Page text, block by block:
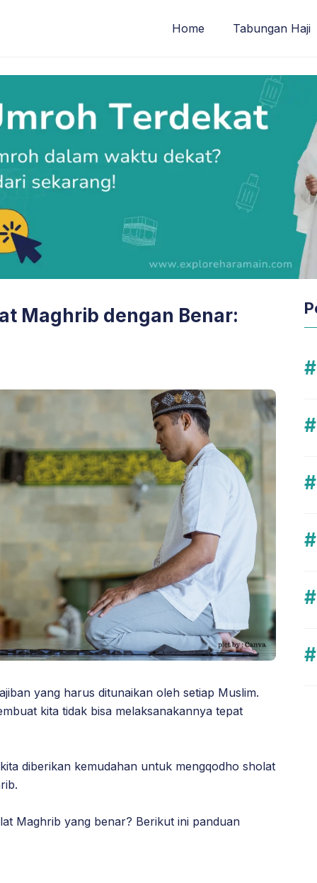
Home Tabungan Haji
Maghrib dengan Benar:
yang harus ditunaikan oleh setiap Muslim.
kita tidak bisa melaksanakannya tepat
diberikan kemudahan untuk mengqodho sholat
Maghrib yang benar? Berikut ini panduan